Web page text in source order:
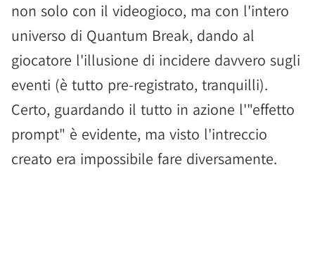
non solo con il videogioco, ma con l'intero
universo di Quantum Break, dando al
giocatore l'illusione di incidere davvero sugli
eventi (è tutto pre-registrato, tranquilli).
Certo, guardando il tutto in azione l'"effetto
prompt" è evidente, ma visto l'intreccio
creato era impossibile fare diversamente.